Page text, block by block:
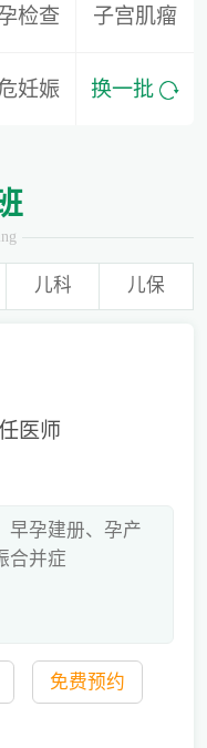
检查 子宫肌瘤
妊娠 换一批
儿科 儿保
医师
早孕建册、孕产
合并症
免费预约